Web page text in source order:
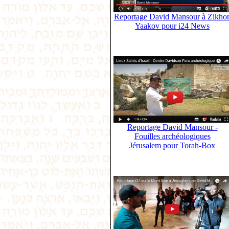
Reportage David Mansour à
Yaakov pour i24 News
Reportage David Mansour -
Fouilles archéologiques
Jérusalem pour Torah-Box